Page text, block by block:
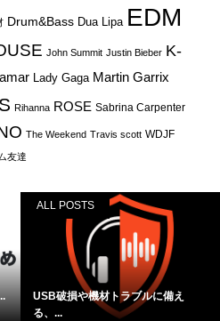
Drum&Bass Dua Lipa EDM
John Summit Justin Bieber K-
Lady Gaga Martin Garrix
Rihanna ROSE Sabrina Carpenter
The Weekend Travis scott WDJF
友達
ALL POSTS
USB破損や機材トラブルに備え
る、...